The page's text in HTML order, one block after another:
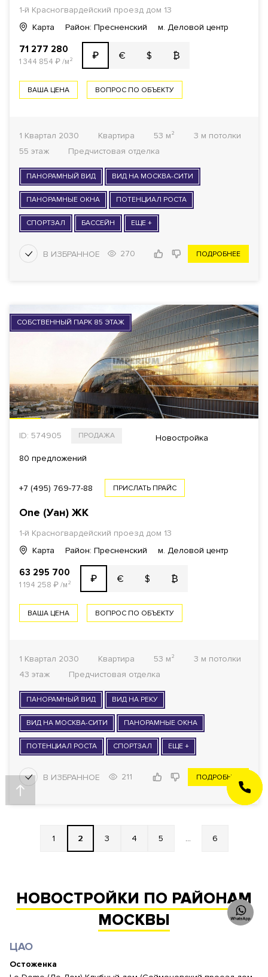
1-й Красногвардейский проезд дом 13
Карта
Район: Пресненский м. Деловой центр
71 277 280
1 344 854 ₽/м² ₽ € $ ₿
ВАША ЦЕНА ВОПРОС ПО ОБЪЕКТУ
1 Квартал 2030 Квартира 53 м²
3 м потолки
55 этаж
Предчистовая отделка
ПАНОРАМНЫЙ ВИД ВИД НА МОСКВА-СИТИ
ПАНОРАМНЫЕ ОКНА ПОТЕНЦИАЛ РОСТА
СПОРТЗАЛ БАССЕЙН ЕЩЕ +
270 ПОДРОБНЕЕ
СОБСТВЕННЫЙ ПАРК 85 ЭТАЖ
ID: 574905 ПРОДАЖА Новостройка
80 предложений
+7 (495) 769-77-88 ПРИСЛАТЬ ПРАЙС
One (Уан) ЖК
1-й Красногвардейский проезд дом 13
Карта
Район: Пресненский м. Деловой центр
63 295 700
1 194 258 ₽/м² ₽ € $ ₿
ВАША ЦЕНА ВОПРОС ПО ОБЪЕКТУ
1 Квартал 2030 Квартира 53 м²
3 м потолки
43 этаж
Предчистовая отделка
ПАНОРАМНЫЙ ВИД ВИД НА РЕКУ
ВИД НА МОСКВА-СИТИ ПАНОРАМНЫЕ ОКНА
ПОТЕНЦИАЛ РОСТА СПОРТЗАЛ ЕЩЕ +
211 ПОДРОБНЕЕ
1 2 3 4 5 ... 6
НОВОСТРОЙКИ ПО РАЙОНАМ
МОСКВЫ
ЦАО
Остоженка
ЗАКАЗАТЬ
ЗВОНОК